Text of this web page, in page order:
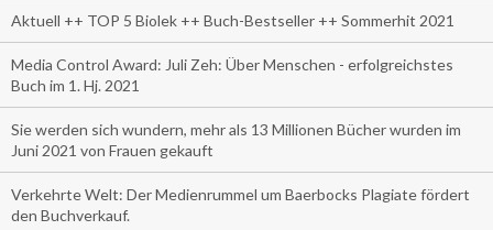
Aktuell ++ TOP 5 Biolek ++ Buch-Bestseller ++ Sommerhit 2021
Media Control Award: Juli Zeh: Über Menschen - erfolgreichstes
Buch im 1. Hj. 2021
Sie werden sich wundern, mehr als 13 Millionen Bücher wurden im
Juni 2021 von Frauen gekauft
Verkehrte Welt: Der Medienrummel um Baerbocks Plagiate fördert
den Buchverkauf.